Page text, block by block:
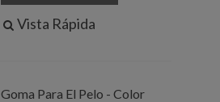
Vista Rápida
Goma Para El Pelo - Color